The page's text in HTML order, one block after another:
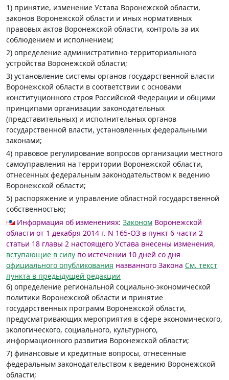
1) принятие, изменение Устава Воронежской области,
законов Воронежской области и иных нормативных
правовых актов Воронежской области, контроль за их
соблюдением и исполнением;
2) определение административно-территориального
устройства Воронежской области;
3) установление системы органов государственной власти
Воронежской области в соответствии с основами
конституционного строя Российской Федерации и общими
принципами организации законодательных
(представительных) и исполнительных органов
государственной власти, установленных федеральными
законами;
4) правовое регулирование вопросов организации местного
самоуправления на территории Воронежской области,
отнесенных федеральным законодательством к ведению
Воронежской области;
5) распоряжение и управление областной государственной
собственностью;
Информация об изменениях: Законом Воронежской
области от 1 декабря 2014 г. N 165-ОЗ в пункт 6 части 2
статьи 18 главы 2 настоящего Устава внесены изменения,
вступающие в силу по истечении 10 дней со дня
официального опубликования названного Закона См. текст
пункта в предыдущей редакции
6) определение региональной социально-экономической
политики Воронежской области и принятие
государственных программ Воронежской области,
предусматривающих мероприятия в сфере экономического,
экологического, социального, культурного,
информационного развития Воронежской области;
7) финансовые и кредитные вопросы, отнесенные
федеральным законодательством к ведению Воронежской
области;